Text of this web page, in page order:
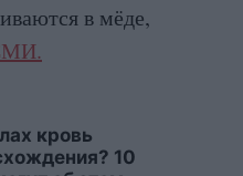
в мёде,
кровь
10